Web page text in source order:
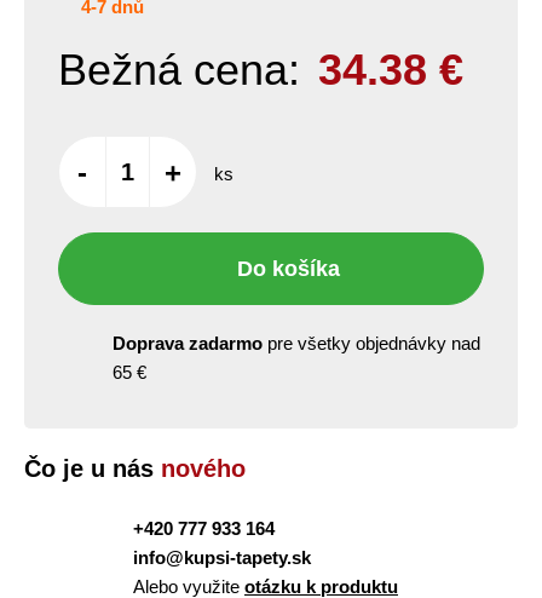
4-7 dnů
Bežná cena: 34.38 €
- + ks
Do košíka
Doprava zadarmo pre všetky objednávky nad
65 €
Čo je u nás nového
+420 777 933 164
info@kupsi-tapety.sk
Alebo využite otázku k produktu